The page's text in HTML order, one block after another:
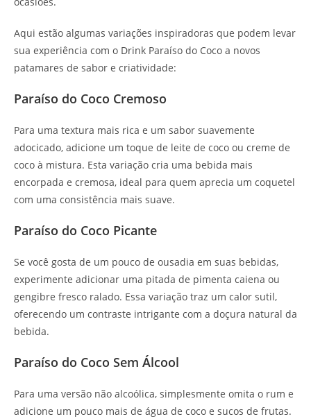
Aqui estão algumas variações inspiradoras que podem levar
sua experiência com o Drink Paraíso do Coco a novos
patamares de sabor e criatividade:
Paraíso do Coco Cremoso
Para uma textura mais rica e um sabor suavemente
adocicado, adicione um toque de leite de coco ou creme de
coco à mistura. Esta variação cria uma bebida mais
encorpada e cremosa, ideal para quem aprecia um coquetel
com uma consistência mais suave.
Paraíso do Coco Picante
Se você gosta de um pouco de ousadia em suas bebidas,
experimente adicionar uma pitada de pimenta caiena ou
gengibre fresco ralado. Essa variação traz um calor sutil,
oferecendo um contraste intrigante com a doçura natural da
bebida.
Paraíso do Coco Sem Álcool
Para uma versão não alcoólica, simplesmente omita o rum e
adicione um pouco mais de água de coco e sucos de frutas.